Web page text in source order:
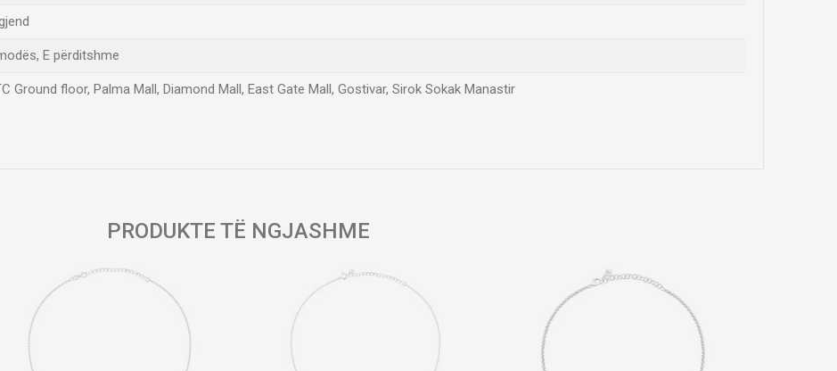
E përditshme
Ground floor, Palma Mall, Diamond Mall, East Gate Mall, Gostivar, Sirok Sokak Manastir
PRODUKTE TË NGJASHME